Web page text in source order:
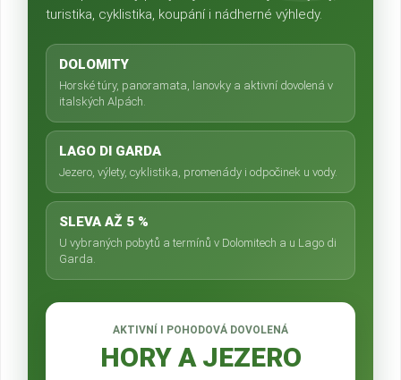
turistika, cyklistika, koupání i nádherné výhledy.
DOLOMITY
Horské túry, panoramata, lanovky a aktivní dovolená v
italských Alpách.
LAGO DI GARDA
Jezero, výlety, cyklistika, promenády i odpočinek u vody.
SLEVA AŽ 5 %
U vybraných pobytů a termínů v Dolomitech a u Lago di
Garda.
AKTIVNÍ I POHODOVÁ DOVOLENÁ
HORY A JEZERO